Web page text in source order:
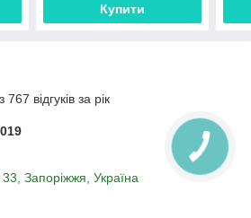
Купити
відгуків за рік
Запоріжжя, Україна